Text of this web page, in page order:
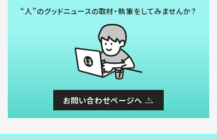
“人”のグッドニュースの取材・執筆をしてみませんか？
お問い合わせページへ